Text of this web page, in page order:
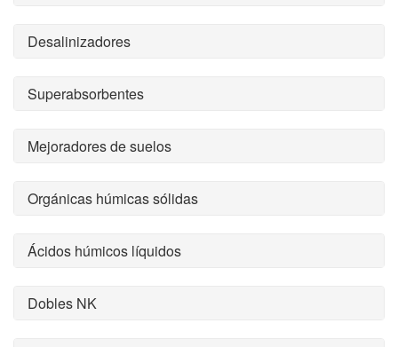
Desalinizadores
Superabsorbentes
Mejoradores de suelos
Orgánicas húmicas sólidas
Ácidos húmicos líquidos
Dobles NK